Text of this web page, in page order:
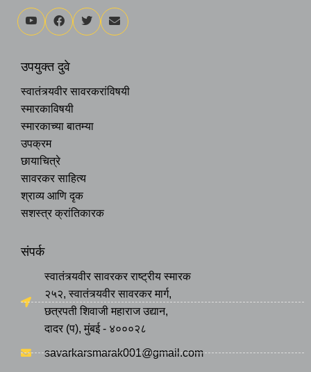
उपयुक्त दुवे
स्वातंत्र्यवीर सावरकरांविषयी
स्मारकाविषयी
स्मारकाच्या बातम्या
उपक्रम
छायाचित्रे
सावरकर साहित्य
श्राव्य आणि दृक
सशस्त्र क्रांतिकारक
संपर्क
स्वातंत्र्यवीर सावरकर राष्ट्रीय स्मारक
२५२, स्वातंत्र्यवीर सावरकर मार्ग,
छत्रपती शिवाजी महाराज उद्यान,
दादर (प), मुंबई - ४०००२८
savarkarsmarak001@gmail.com